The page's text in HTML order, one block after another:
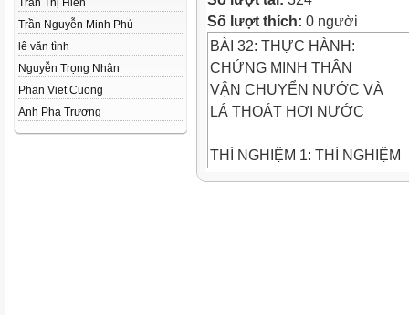
Trần Thị Hiên
Trần Nguyễn Minh Phú
lê văn tình
Nguyễn Trọng Nhân
Phan Viet Cuong
Anh Pha Trương
Số lượt thích: 0 người
BÀI 32: THỰC HÀNH:
CHỨNG MINH THÂN
VẬN CHUYỂN NƯỚC VÀ
LÁ THOÁT HƠI NƯỚC
THÍ NGHIỆM 1: THÍ NGHIỆM